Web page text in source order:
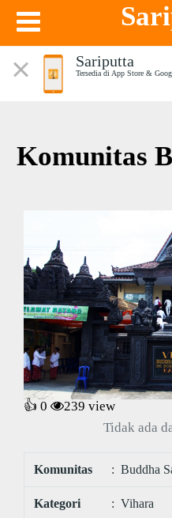
Sariputta
Tersedia di App Store &
Komunitas
👍 0 239 view
Tidak ada
Komunitas : Buddha
Kategori : Vihara